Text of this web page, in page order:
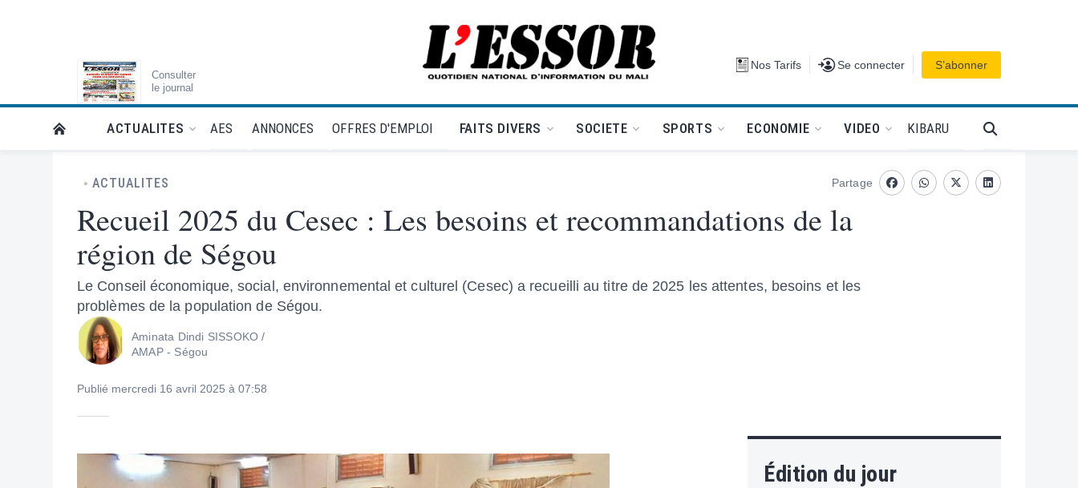
Consulter
le journal
L'Essor - retour à la une Nos Tarifs Se connecter
Se connecter S’abonner
RETOUR À LA PAGE D’ACCUEIL DE L'ESSOR
ACTUALITES AES ANNONCES OFFRES D'EMPLOI FAITS DIVERS SOCIETE SPORTS ECONOMIE VIDEO KIBARU
ACTUALITES
Recueil 2025 du Cesec : Les besoins et recommandations de la
région de Ségou
Le Conseil économique, social, environnemental et culturel (Cesec) a recueilli au titre de 2025 les attentes, besoins et les
problèmes de la population de Ségou.
Aminata Dindi SISSOKO /
AMAP - Ségou
Publié mercredi 16 avril 2025 à 07:58
Partage
FacebookwhatsappTwitterLinkedin
Édition du jour